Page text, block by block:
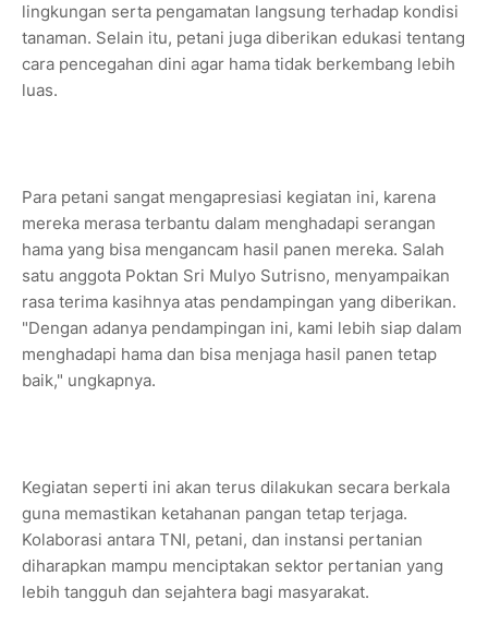
lingkungan serta pengamatan langsung terhadap kondisi
tanaman. Selain itu, petani juga diberikan edukasi tentang
cara pencegahan dini agar hama tidak berkembang lebih
luas.
Para petani sangat mengapresiasi kegiatan ini, karena
mereka merasa terbantu dalam menghadapi serangan
hama yang bisa mengancam hasil panen mereka. Salah
satu anggota Poktan Sri Mulyo Sutrisno, menyampaikan
rasa terima kasihnya atas pendampingan yang diberikan.
"Dengan adanya pendampingan ini, kami lebih siap dalam
menghadapi hama dan bisa menjaga hasil panen tetap
baik," ungkapnya.
Kegiatan seperti ini akan terus dilakukan secara berkala
guna memastikan ketahanan pangan tetap terjaga.
Kolaborasi antara TNI, petani, dan instansi pertanian
diharapkan mampu menciptakan sektor pertanian yang
lebih tangguh dan sejahtera bagi masyarakat.